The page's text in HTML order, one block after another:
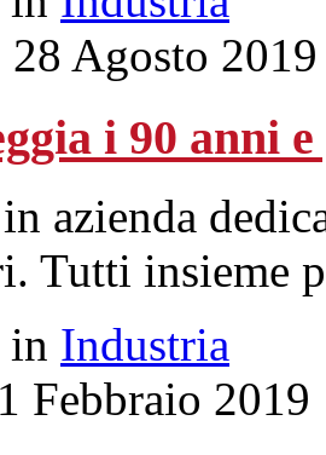
Agosto
i 90 anni
azienda
Tutti insieme
in Industria
Febbraio 2019